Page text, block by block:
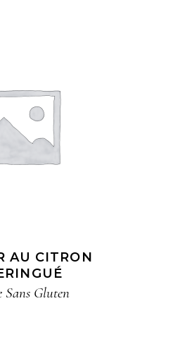
AU CITRON
Sans Gluten​